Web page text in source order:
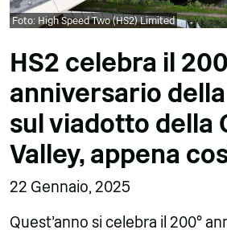
Foto: High Speed Two (HS2) Limited
HS2 celebra il
anniversario
sul viadotto della
Valley, appena
22 Gennaio, 2025
Quest'anno si celebra il 200°